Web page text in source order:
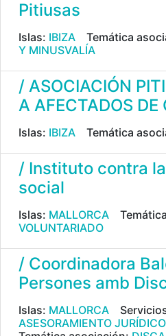
Pitiusas
Islas: IBIZA Temática
Y MINUSVALÍA
/ ASOCIACIÓN
A AFECTADOS DE
Islas: IBIZA Temática
/ Instituto contra
social
Islas: MALLORCA
VOLUNTARIADO
/ Coordinadora
Persones amb
Islas: MALLORCA
ASESORAMIENTO JURÍDICO